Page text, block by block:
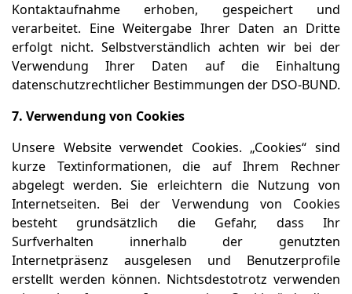
Kontaktaufnahme erhoben, gespeichert und
verarbeitet. Eine Weitergabe Ihrer Daten an Dritte
erfolgt nicht. Selbstverständlich achten wir bei der
Verwendung Ihrer Daten auf die Einhaltung
datenschutzrechtlicher Bestimmungen der DSO-BUND.
7. Verwendung von Cookies
Unsere Website verwendet Cookies. „Cookies“ sind
kurze Textinformationen, die auf Ihrem Rechner
abgelegt werden. Sie erleichtern die Nutzung von
Internetseiten. Bei der Verwendung von Cookies
besteht grundsätzlich die Gefahr, dass Ihr
Surfverhalten innerhalb der genutzten
Internetpräsenz ausgelesen und Benutzerprofile
erstellt werden können. Nichtsdestotrotz verwenden